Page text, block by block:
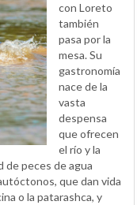
con Loreto
también
pasa por la
mesa. Su
gastronomía
nace de la
vasta
despensa
que ofrecen
el río y la
de peces de agua
que dan vida
o la patarashca, y